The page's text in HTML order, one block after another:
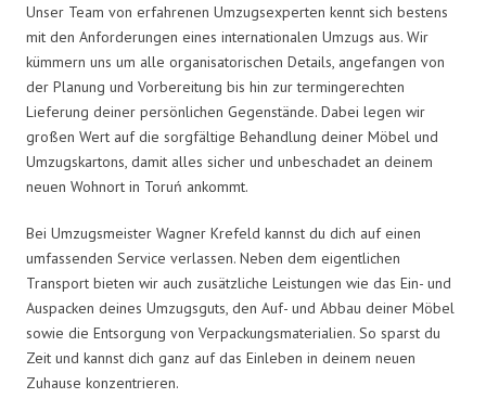
Unser Team von erfahrenen Umzugsexperten kennt sich bestens
mit den Anforderungen eines internationalen Umzugs aus. Wir
kümmern uns um alle organisatorischen Details, angefangen von
der Planung und Vorbereitung bis hin zur termingerechten
Lieferung deiner persönlichen Gegenstände. Dabei legen wir
großen Wert auf die sorgfältige Behandlung deiner Möbel und
Umzugskartons, damit alles sicher und unbeschadet an deinem
neuen Wohnort in Toruń ankommt.
Bei Umzugsmeister Wagner Krefeld kannst du dich auf einen
umfassenden Service verlassen. Neben dem eigentlichen
Transport bieten wir auch zusätzliche Leistungen wie das Ein- und
Auspacken deines Umzugsguts, den Auf- und Abbau deiner Möbel
sowie die Entsorgung von Verpackungsmaterialien. So sparst du
Zeit und kannst dich ganz auf das Einleben in deinem neuen
Zuhause konzentrieren.